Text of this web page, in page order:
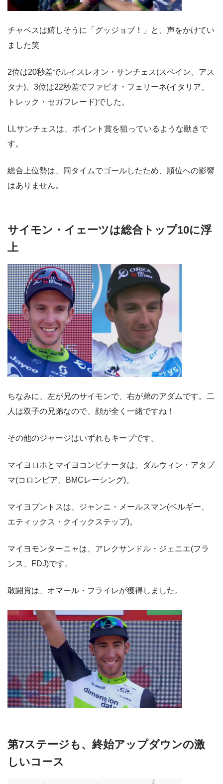
チャベスは嬉しそうに「グッジョブ！」と、声をかけてい
ました笑
2位は20秒差でルイスレオン・サンチェス(スペイン、アス
タナ)、3位は22秒差でファビオ・フェリーネ(イタリア、
トレック・セガフレード)でした。
LLサンチェスは、ポイント賞を狙っているような動きで
す。
総合上位勢は、同タイムでゴールしたため、順位への影響
はありません。
サイモン・イェーツは総合トップ10に浮
上
ちなみに、左が兄のサイモンで、右が弟のアダムです。二
人は双子の兄弟なので、顔が全く一緒ですね！
その他のジャージはいずれもキープです。
マイヨロホとマイヨコンビナータは、ダルウィン・アタプ
マ(コロンビア、BMCレーシング)。
マイヨプントスは、ジャンニ・メールスマン(ベルギー、
エティックス・クイックステップ)。
マイヨモンターニャは、アレクサンドル・ジェニエ(フラ
ンス、FDJ)です。
敢闘賞は、オマール・フライレが獲得しました。
第7ステージも、終始アップダウンの激
しいコース